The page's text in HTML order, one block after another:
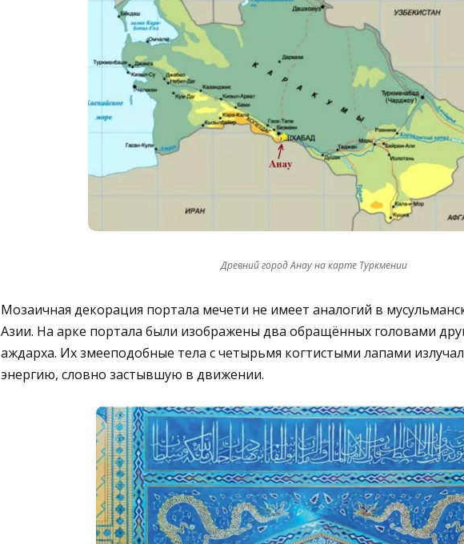
Древний город Анау на карте Туркмении
Мозаичная декорация портала мечети не имеет аналогий в
Азии. На арке портала были изображены два обращённых головами
аждарха. Их змееподобные тела с четырьмя когтистыми лапами
энергию, словно застывшую в движении.